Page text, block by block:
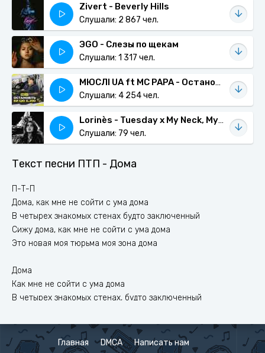
Zivert - Beverly Hills
Слушали: 2 867 чел.
ЭGO - Слезы по щекам
Слушали: 1 317 чел.
МЮСЛІ UA ft MC PAPA - Остановіть ви цю ху.ню (MEGA MIX)
Слушали: 4 254 чел.
Lorinès - Tuesday x My Neck, My Back (Lick It)
Слушали: 79 чел.
Текст песни ПТП - Дома
П-Т-П
Дома, как мне не сойти с ума дома
В четырех знакомых стенах будто заключенный
Сижу дома, как мне не сойти с ума дома
Это новая моя тюрьма моя зона дома
Дома
Как мне не сойти с ума дома
В четырех знакомых стенах, будто заключенный
Это новая моя тюрьма моя зона дома
Главная DMCA Написать нам